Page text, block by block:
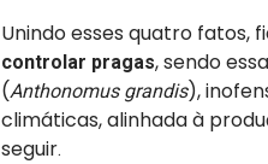
Unindo esses quatro fatos,
controlar pragas, sendo
(Anthonomus grandis),
climáticas, alinhada à
seguir.